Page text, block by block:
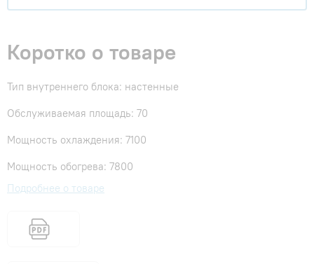
Коротко о товаре
Тип внутреннего блока: настенные
Обслуживаемая площадь: 70
Мощность охлаждения: 7100
Мощность обогрева: 7800
Подробнее о товаре